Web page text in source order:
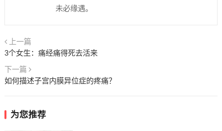
未必缘遇。
上一篇
3个女生：痛经痛得死去活来
下一篇
如何描述子宫内膜异位症的疼痛？
为您推荐